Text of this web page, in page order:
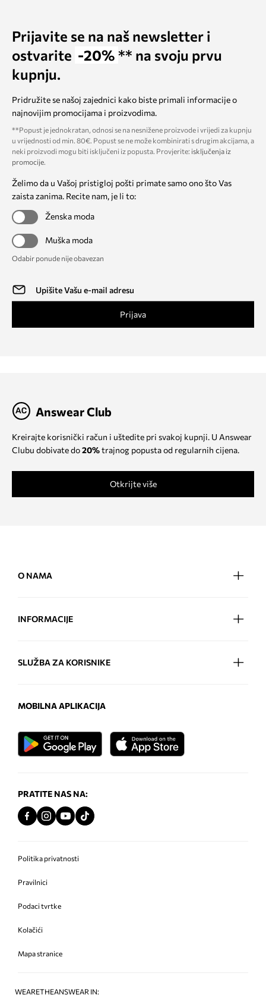
Prijavite se na naš newsletter i
ostvarite -20% ** na svoju prvu
kupnju.
Pridružite se našoj zajednici kako biste primali informacije o
najnovijim promocijama i proizvodima.
**Popust je jednokratan, odnosi se na nesnižene proizvode i vrijedi za kupnju
u vrijednosti od min. 80€. Popust se ne može kombinirati s drugim akcijama, a
neki proizvodi mogu biti isključeni iz popusta. Provjerite: isključenja iz
promocije.
Želimo da u Vašoj pristigloj pošti primate samo ono što Vas
zaista zanima. Recite nam, je li to:
Ženska moda
Muška moda
Odabir ponude nije obavezan
Prijava
Answear Club
Kreirajte korisnički račun i uštedite pri svakoj kupnji. U Answear
Clubu dobivate do20%trajnog popusta od regularnih cijena.
Otkrijte više
O NAMA
INFORMACIJE
SLUŽBA ZA KORISNIKE
MOBILNA APLIKACIJA
PRATITE NAS NA:
Politika privatnosti
Pravilnici
Podaci tvrtke
Kolačići
Mapa stranice
WEARETHEANSWEAR IN: